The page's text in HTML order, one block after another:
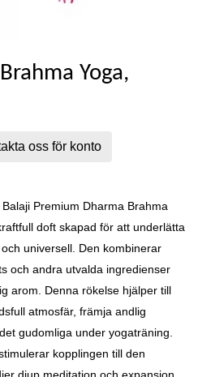
Yoga,
oss för konto
Balaji Premium Dharma Brahma
doft skapad för att underlätta
universell. Den kombinerar
och andra utvalda ingredienser
arom. Denna rökelse hjälper till
atmosfär, främja andlig
gudomliga under yogaträning.
kopplingen till den